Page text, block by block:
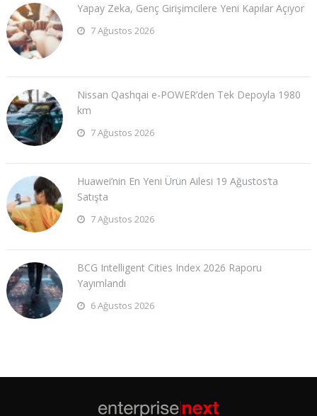
Yapay Zeka, Genç Girişimcilere Yeni Kapılar Açıyor
7 Ağustos 2026
Nissan Qashqai e-POWER’den Tek Depoyla 1980
km
7 Ağustos 2026
Huawei’nin En Yeni Ürün Ailesi 19 Ağustos’ta
Satışta
7 Ağustos 2026
BCG Intelligent Cities Index 2026 Raporu
Yayımlandı
6 Ağustos 2026